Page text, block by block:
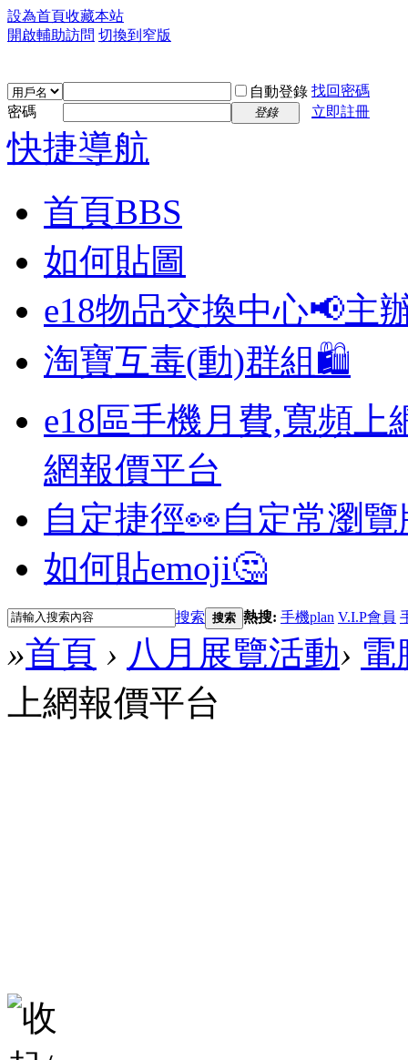
設為首頁收藏本站
開啟輔助訪問 切換到窄版
自動登錄 找回密碼
密碼
登錄 立即註冊
快捷導航
首頁BBS
如何貼圖
e18物品交換中心📢主
淘寶互毒(動)群組🛍️
e18區手機月費,寬頻上
網報價平台
自定捷徑👀自定常瀏
如何貼emoji🤔
搜索 搜索 熱搜: 手機plan V.I.P會員
»首頁 › 八月展覽活動› 電
上網報價平台